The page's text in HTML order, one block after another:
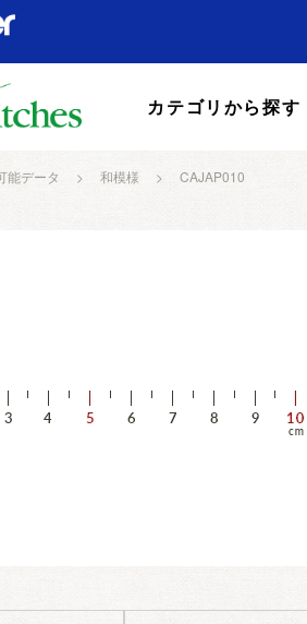
カテゴリから探す
能データ > 和模様 > CAJAP010